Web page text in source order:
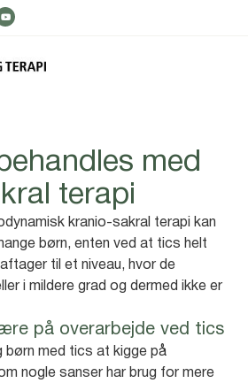
kranio-sakral terapi kan
børn, enten ved at tics helt
til et niveau, hvor de
i mildere grad og dermed ikke er
på overarbejde ved tics
børn med tics at kigge på
nogle sanser har brug for mere
med
terapi